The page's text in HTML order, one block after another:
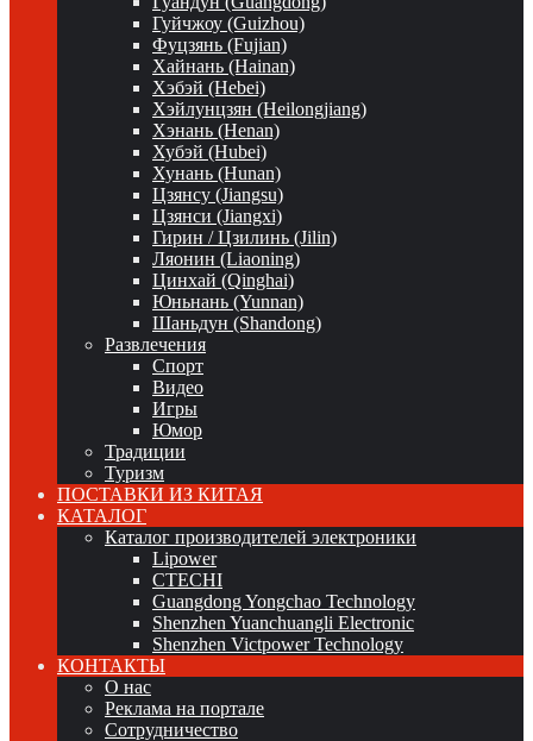
Гуйчжоу (Guizhou)
Фуцзянь (Fujian)
Хайнань (Hainan)
Хэбэй (Hebei)
Хэйлунцзян (Heilongjiang)
Хэнань (Henan)
Хубэй (Hubei)
Хунань (Hunan)
Цзянсу (Jiangsu)
Цзянси (Jiangxi)
Гирин / Цзилинь (Jilin)
Ляонин (Liaoning)
Цинхай (Qinghai)
Юньнань (Yunnan)
Шаньдун (Shandong)
Развлечения
Спорт
Видео
Игры
Юмор
Традиции
Туризм
ПОСТАВКИ ИЗ КИТАЯ
КАТАЛОГ
Каталог производителей электроники
Lipower
CTECHI
Guangdong Yongchao Technology
Shenzhen Yuanchuangli Electronic
Shenzhen Victpower Technology
КОНТАКТЫ
О нас
Реклама на портале
Сотрудничество